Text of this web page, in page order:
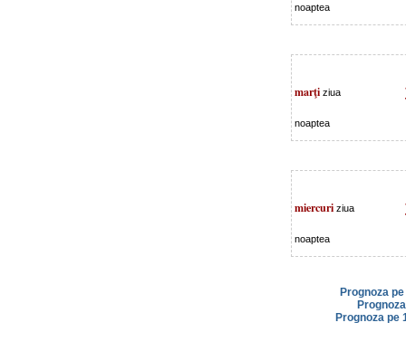
noaptea
marţi ziua
noaptea
miercuri ziua
noaptea
Prognoza
Prognoza pe